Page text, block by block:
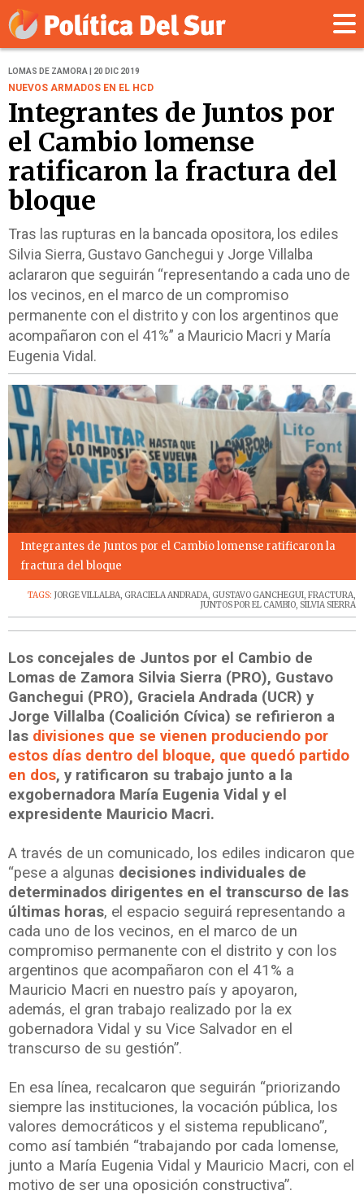
LOMAS DE ZAMORA | 20 DIC 2019
NUEVOS ARMADOS EN EL HCD
Integrantes de Juntos por
el Cambio lomense
ratificaron la fractura del
bloque
Tras las rupturas en la bancada opositora, los ediles
Silvia Sierra, Gustavo Ganchegui y Jorge Villalba
aclararon que seguirán “representando a cada uno de
los vecinos, en el marco de un compromiso
permanente con el distrito y con los argentinos que
acompañaron con el 41%” a Mauricio Macri y María
Eugenia Vidal.
Integrantes de Juntos por el Cambio lomense ratificaron la
fractura del bloque
TAGS: JORGE VILLALBA, GRACIELA ANDRADA, GUSTAVO GANCHEGUI, FRACTURA,
JUNTOS POR EL CAMBIO, SILVIA SIERRA
Los concejales de Juntos por el Cambio de
Lomas de Zamora Silvia Sierra (PRO), Gustavo
Ganchegui (PRO), Graciela Andrada (UCR) y
Jorge Villalba (Coalición Cívica) se refirieron a
las divisiones que se vienen produciendo por
estos días dentro del bloque, que quedó partido
en dos, y ratificaron su trabajo junto a la
exgobernadora María Eugenia Vidal y el
expresidente Mauricio Macri.
A través de un comunicado, los ediles indicaron que
“pese a algunas decisiones individuales de
determinados dirigentes en el transcurso de las
últimas horas, el espacio seguirá representando a
cada uno de los vecinos, en el marco de un
compromiso permanente con el distrito y con los
argentinos que acompañaron con el 41% a
Mauricio Macri en nuestro país y apoyaron,
además, el gran trabajo realizado por la ex
gobernadora Vidal y su Vice Salvador en el
transcurso de su gestión”.
En esa línea, recalcaron que seguirán “priorizando
siempre las instituciones, la vocación pública, los
valores democráticos y el sistema republicano”,
como así también “trabajando por cada lomense,
junto a María Eugenia Vidal y Mauricio Macri, con el
motivo de ser una oposición constructiva”.